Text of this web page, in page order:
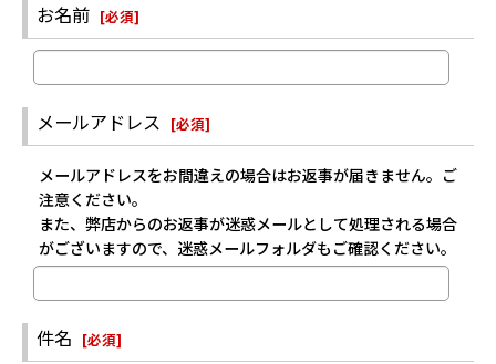
お名前 [必須]
メールアドレス [必須]
メールアドレスをお間違えの場合はお返事が届きません。ご
注意ください。
また、弊店からのお返事が迷惑メールとして処理される場合
がございますので、迷惑メールフォルダもご確認ください。
件名 [必須]